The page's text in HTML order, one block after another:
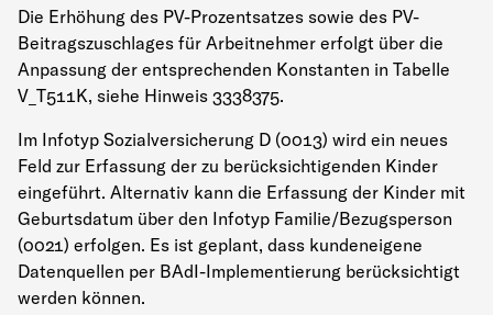
Die Erhöhung des PV-Prozentsatzes sowie des PV-
Beitragszuschlages für Arbeitnehmer erfolgt über die
Anpassung der entsprechenden Konstanten in Tabelle
V_T511K, siehe Hinweis 3338375.
Im Infotyp Sozialversicherung D (0013) wird ein neues
Feld zur Erfassung der zu berücksichtigenden Kinder
eingeführt. Alternativ kann die Erfassung der Kinder mit
Geburtsdatum über den Infotyp Familie/Bezugsperson
(0021) erfolgen. Es ist geplant, dass kundeneigene
Datenquellen per BAdI-Implementierung berücksichtigt
werden können.